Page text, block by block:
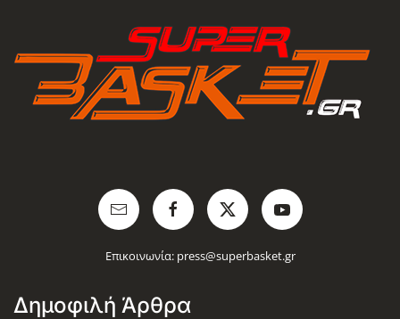
Επικοινωνία: press@superbasket.gr
Δημοφιλή Άρθρα